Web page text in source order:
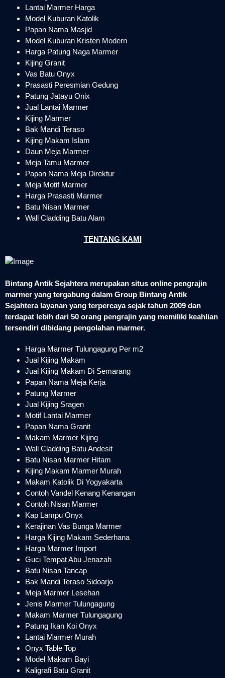
Lantai Marmer Harga
Model Kuburan Katolik
Papan Nama Masjid
Model Kuburan Kristen Modern
Harga Patung Naga Marmer
Kijing Granit
Vas Batu Onyx
Prasasti Peresmian Gedung
Patung Jatayu Onix
Jual Lantai Marmer
Kijing Marmer
Bak Mandi Teraso
Kijing Makam Islam
Daun Meja Marmer
Meja Tamu Marmer
Papan Nama Meja Direktur
Meja Motif Marmer
Harga Prasasti Marmer
Batu Nisan Marmer
Wall Cladding Batu Alam
TENTANG KAMI
Bintang Antik Sejahtera merupakan situs online pengrajin
marmer yang tergabung dalam Group Bintang Antik
Sejahtera layanan yang terpercaya sejak tahun 2009 dan
terdapat lebih dari 50 orang pengrajin yang memiliki keahlian
tersendiri dibidang pengolahan marmer.
Harga Marmer Tulungagung Per m2
Jual Kijing Makam
Jual Kijing Makam Di Semarang
Papan Nama Meja Kerja
Patung Marmer
Jual Kijing Sragen
Motif Lantai Marmer
Papan Nama Granit
Makam Marmer Kijing
Wall Cladding Batu Andesit
Batu Nisan Marmer Hitam
Kijing Makam Marmer Murah
Makam Katolik Di Yogyakarta
Contoh Vandel Kenang Kenangan
Contoh Nisan Marmer
Kap Lampu Onyx
Kerajinan Vas Bunga Marmer
Harga Kijing Makam Sederhana
Harga Marmer Import
Guci Tempat Abu Jenazah
Batu Nisan Tancap
Bak Mandi Teraso Sidoarjo
Meja Marmer Lesehan
Jenis Marmer Tulungagung
Makam Marmer Tulungagung
Patung Ikan Koi Onyx
Lantai Marmer Murah
Onyx Table Top
Model Makam Bayi
Kaligrafi Batu Granit